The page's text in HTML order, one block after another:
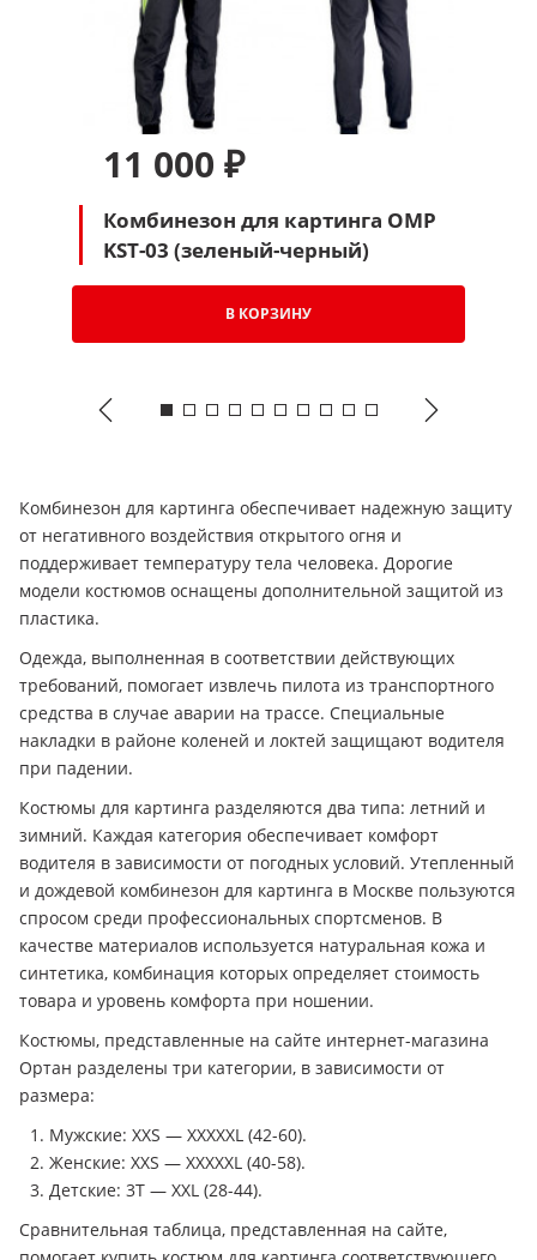
11 000 ₽
Комбинезон для картинга OMP
KST-03 (зеленый-черный)
В КОРЗИНУ
Комбинезон для картинга обеспечивает надежную защиту
от негативного воздействия открытого огня и
поддерживает температуру тела человека. Дорогие
модели костюмов оснащены дополнительной защитой из
пластика.
Одежда, выполненная в соответствии действующих
требований, помогает извлечь пилота из транспортного
средства в случае аварии на трассе. Специальные
накладки в районе коленей и локтей защищают водителя
при падении.
Костюмы для картинга разделяются два типа: летний и
зимний. Каждая категория обеспечивает комфорт
водителя в зависимости от погодных условий. Утепленный
и дождевой комбинезон для картинга в Москве пользуются
спросом среди профессиональных спортсменов. В
качестве материалов используется натуральная кожа и
синтетика, комбинация которых определяет стоимость
товара и уровень комфорта при ношении.
Костюмы, представленные на сайте интернет-магазина
Ортан разделены три категории, в зависимости от
размера:
Мужские: XXS — XXXXXL (42-60).
Женские: XXS — XXXXXL (40-58).
Детские: 3Т — XXL (28-44).
Сравнительная таблица, представленная на сайте,